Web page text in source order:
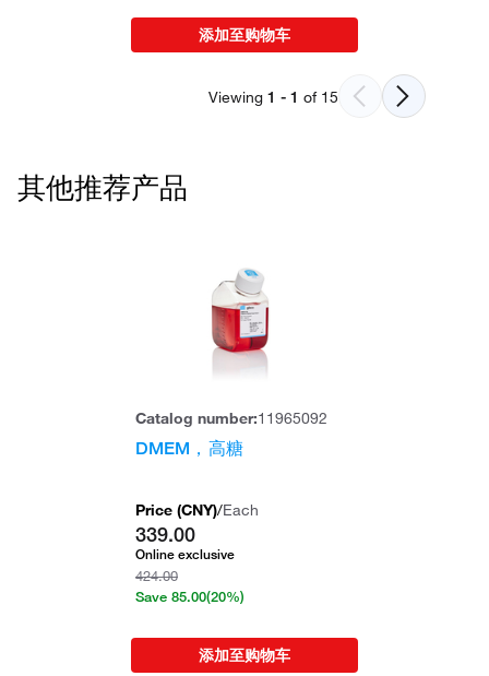
添加至购物车
Viewing 1 - 1 of 15
其他推荐产品
Catalog number:11965092
DMEM，高糖
Price (CNY)/Each
339.00
Online exclusive
424.00
Save 85.00(20%)
添加至购物车